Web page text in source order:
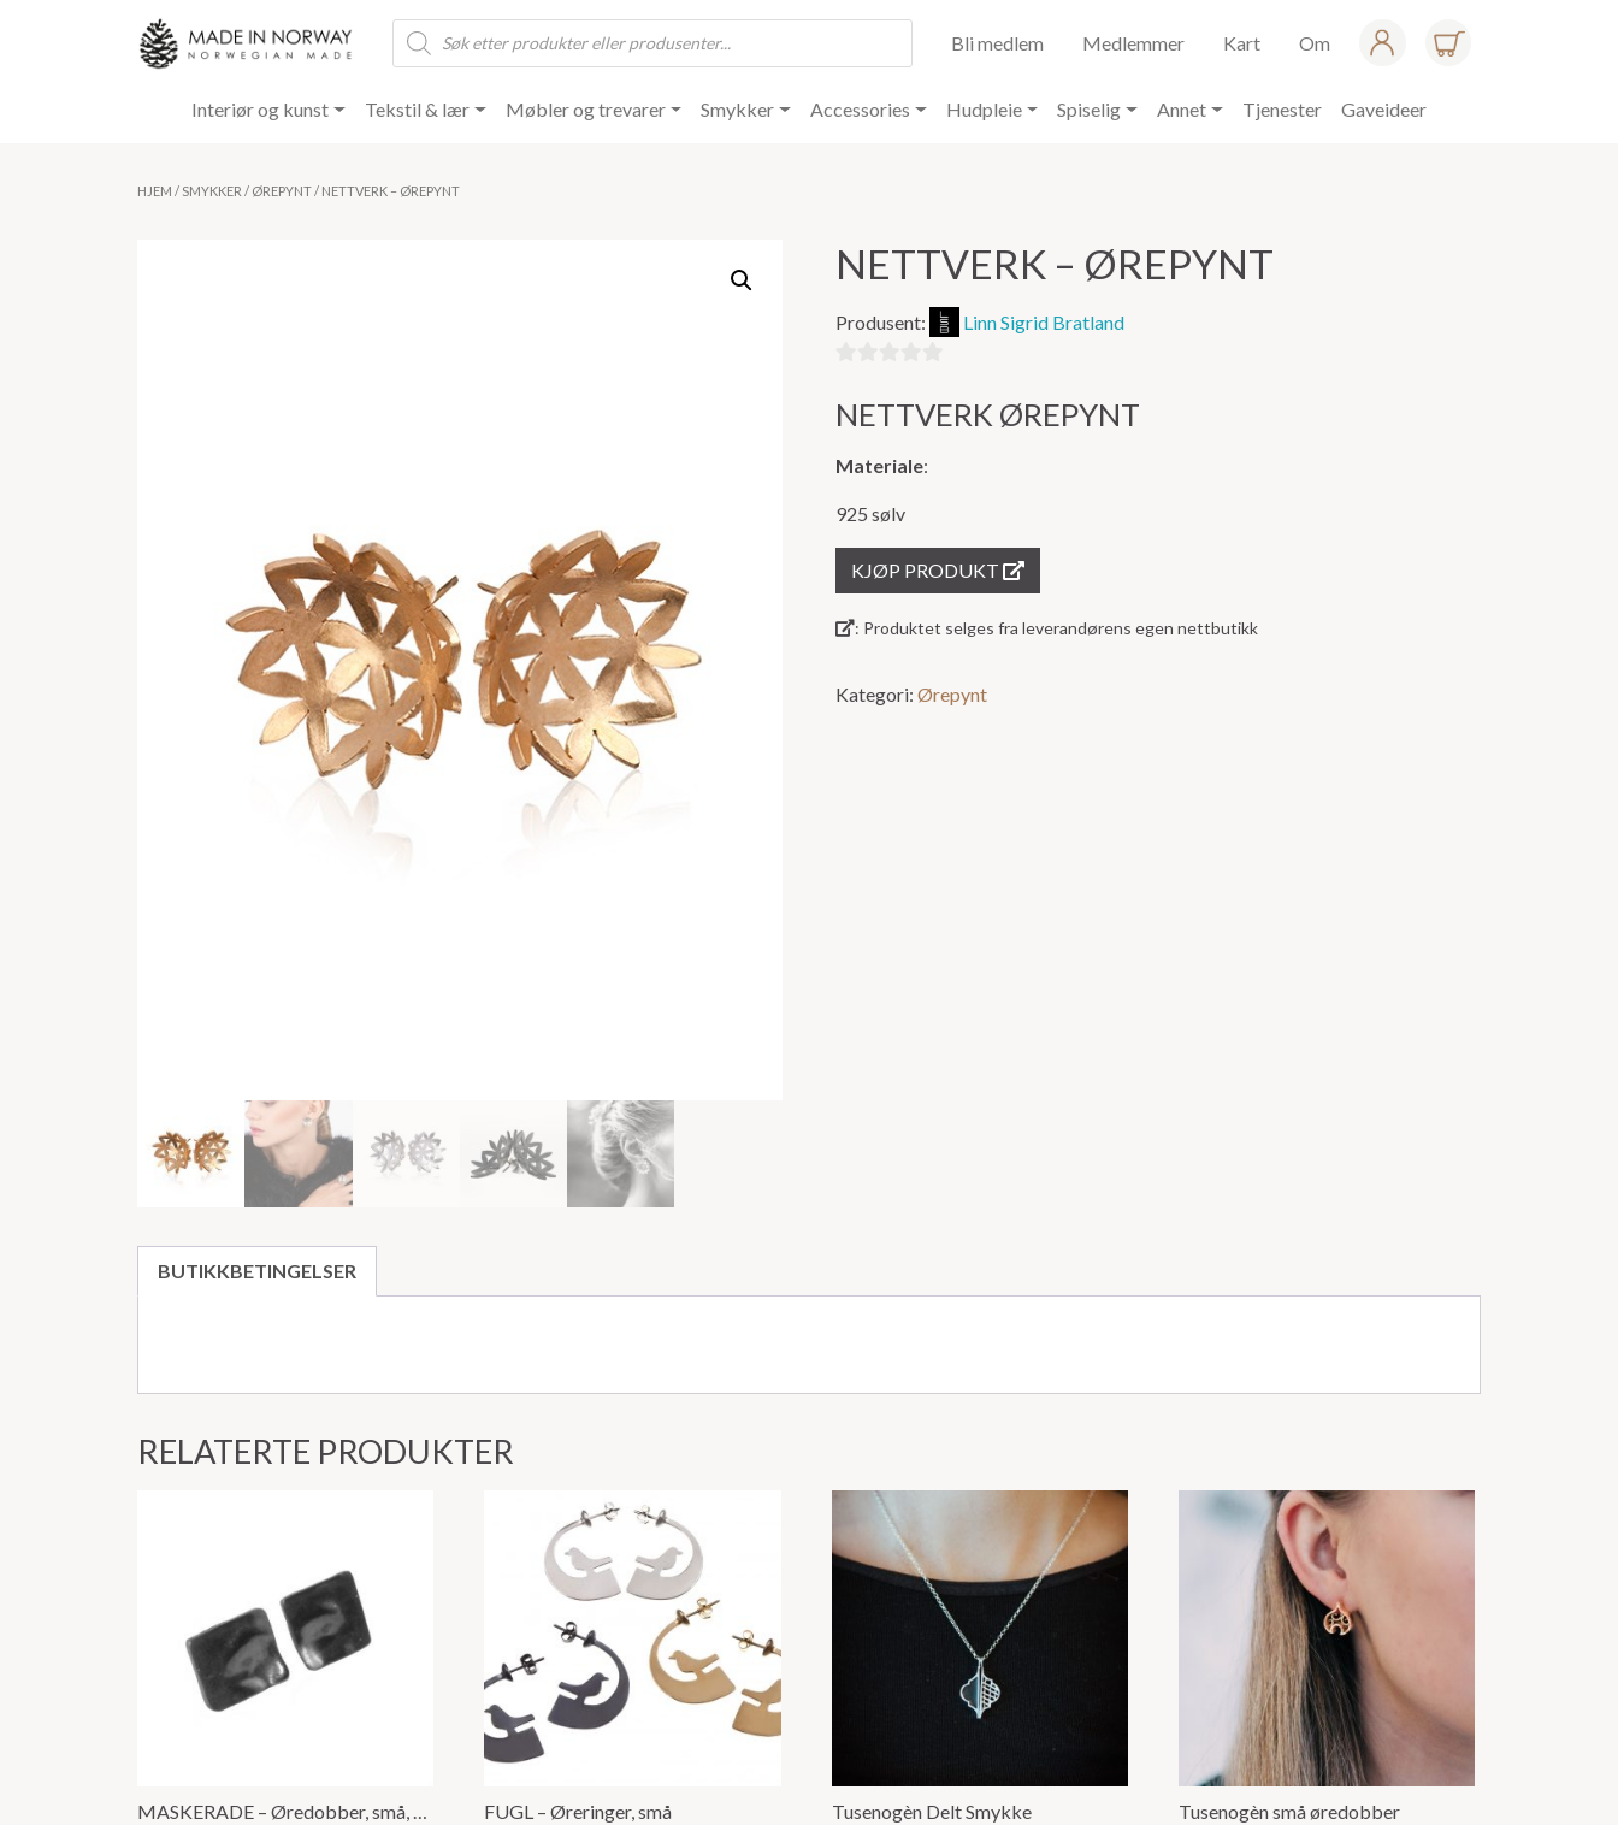
Products
search
Bli medlem Medlemmer Kart Om
Interiør og kunst Tekstil & lær Møbler og trevarer Smykker Accessories Hudpleie Spiselig Annet Tjenester Gaveideer
HJEM / SMYKKER / ØREPYNT/ NETTVERK – ØREPYNT
NETTVERK – ØREPYNT
Produsent: Linn Sigrid Bratland
ut
5
NETTVERK ØREPYNT
Materiale:
925 sølv
KJØP PRODUKT
: Produktet selges fra leverandørens egen nettbutikk
Kategori:Ørepynt
BUTIKKBETINGELSER
RELATERTE PRODUKTER
MASKERADE – Øredobber, små, u/ emalje FUGL – Øreringer, små Tusenogèn Delt Smykke Tusenogèn små øredobber